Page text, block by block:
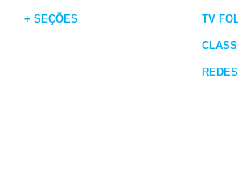
+ SEÇÕES TV